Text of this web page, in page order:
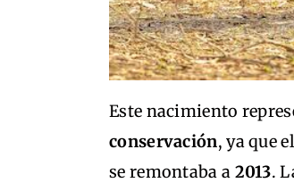
Este nacimiento
conservación, ya que
se remontaba a 2013.